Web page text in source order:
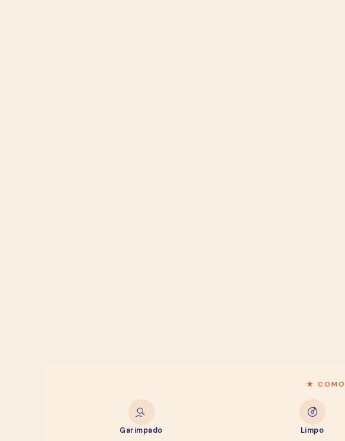
★ COMO
Garimpado Limpo
R$ 20,00 de
Como você se